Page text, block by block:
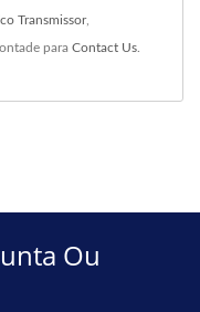
Transmissor,
para Contact Us
Ou